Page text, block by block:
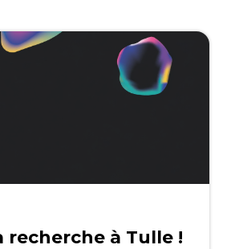
recherche à Tulle !